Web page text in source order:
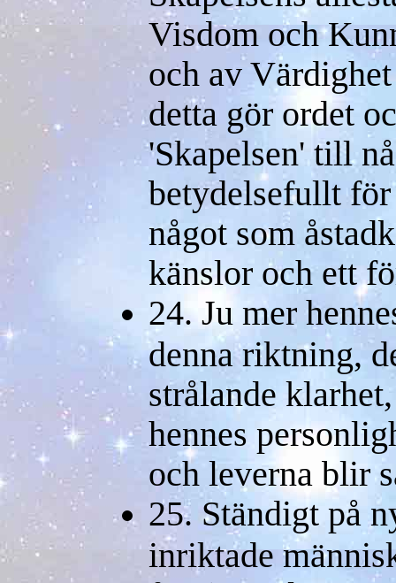
Visdom och
och av
detta gör ordet
'Skapelsen' till
betydelsefullt
något som
känslor och ett
24. Ju mer
denna riktning,
strålande
hennes
och leverna blir
25. Ständigt på
inriktade